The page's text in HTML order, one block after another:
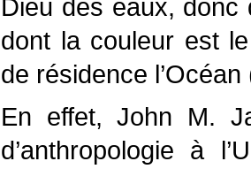
Dieu des eaux,
dont la couleur est
de résidence
En effet, John M.
d’anthropologie à